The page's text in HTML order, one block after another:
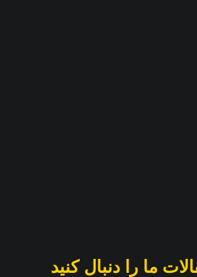
ما را دنبال کنید